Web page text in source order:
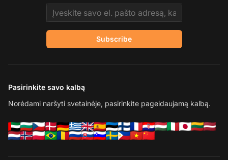
Email address
Subscribe
Pasirinkite savo kalbą
Norėdami naršyti svetainėje, pasirinkite pageidaujamą kalbą.